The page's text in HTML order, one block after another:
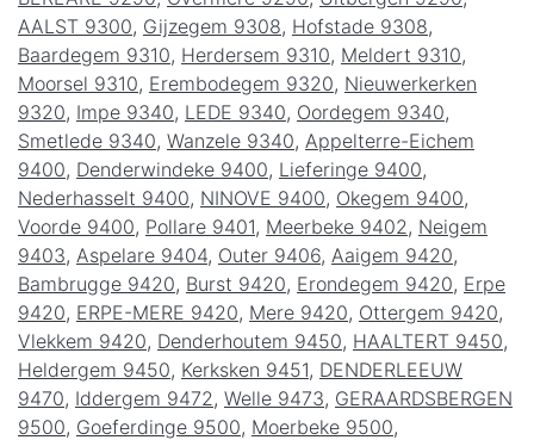
AALST 9300, Gijzegem 9308, Hofstade 9308,
Baardegem 9310, Herdersem 9310, Meldert 9310,
Moorsel 9310, Erembodegem 9320, Nieuwerkerken
9320, Impe 9340, LEDE 9340, Oordegem 9340,
Smetlede 9340, Wanzele 9340, Appelterre-Eichem
9400, Denderwindeke 9400, Lieferinge 9400,
Nederhasselt 9400, NINOVE 9400, Okegem 9400,
Voorde 9400, Pollare 9401, Meerbeke 9402 , Neigem
9403, Aspelare 9404, Outer 9406, Aaigem 9420,
Bambrugge 9420, Burst 9420, Erondegem 9420, Erpe
9420, ERPE-MERE 9420, Mere 9420, Ottergem 9420,
Vlekkem 9420, Denderhoutem 9450, HAALTERT 9450,
Heldergem 9450, Kerksken 9451, DENDERLEEUW
9470, Iddergem 9472 , Welle 9473, GERAARDSBERGEN
9500, Goeferdinge 9500, Moerbeke 9500,